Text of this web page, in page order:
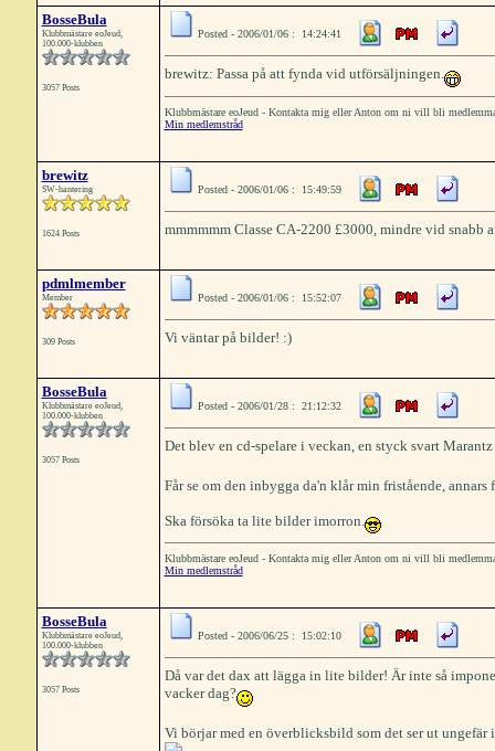
BosseBula
Klubbmästare eoJeud,
100.000-klubben
3057 Posts
Posted - 2006/01/06 : 14:24:41
brewitz: Passa på att fynda vid utförsäljningen.
Klubbmästare eoJeud - Kontakta mig eller Anton om ni vill bli
Min medlemstråd
brewitz
SW-hantering
1624 Posts
Posted - 2006/01/06 : 15:49:59
mmmmmm Classe CA-2200 £3000, mindre vid snabb
pdmlmember
Member
309 Posts
Posted - 2006/01/06 : 15:52:07
Vi väntar på bilder! :)
BosseBula
Klubbmästare eoJeud,
100.000-klubben
3057 Posts
Posted - 2006/01/28 : 21:12:32
Det blev en cd-spelare i veckan, en styck svart Marantz
Får se om den inbygga da'n klår min fristående, annars
Ska försöka ta lite bilder imorron.
Klubbmästare eoJeud - Kontakta mig eller Anton om ni vill bli
Min medlemstråd
BosseBula
Klubbmästare eoJeud,
100.000-klubben
3057 Posts
Posted - 2006/06/25 : 15:02:10
Då var det dax att lägga in lite bilder! Är inte så
vacker dag?
Vi börjar med en överblicksbild som det ser ut ungefär